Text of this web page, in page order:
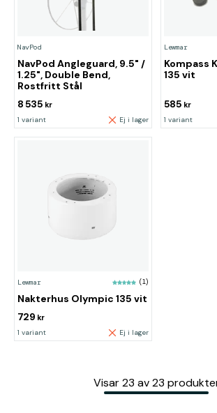
NavPod
NavPod Angleguard, 9.5" /
1.25", Double Bend,
Rostfritt Stål
8 535 kr
1 variant Ej i lager
Lewmar
Kompass
135 vit
585 kr
1 variant
Lewmar (1)
Nakterhus Olympic 135 vit
729 kr
1 variant Ej i lager
Visar 23 av 23